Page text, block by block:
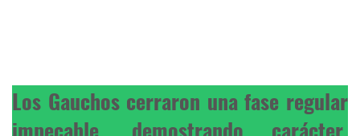
Los Gauchos cerraron una fase regular